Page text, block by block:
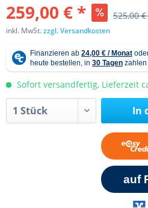
259,00 € * 525,00
inkl. MwSt.zzgl. Versandkosten
Sofort versandfertig, Lieferzeit
In